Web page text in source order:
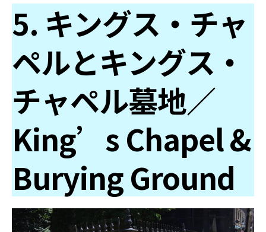
5. キングス・チャ
ペルとキングス・
チャペル墓地／
King’s Chapel &
Burying Ground